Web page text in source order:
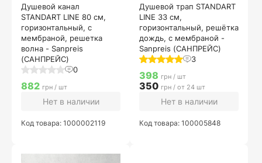
Душевой канал
STANDART LINE 80 см,
горизонтальный, с
мембраной, решетка
волна - Sanpreis
(САНПРЕЙС)
0
882 грн / шт
Нет в наличии
Код товара: 1000002119
Душевой трап STANDART
LINE 33 см,
горизонтальный, решётка
дождь, с мембраной -
Sanpreis (САНПРЕЙС)
3
398 грн / шт
350 грн / от 24 шт
Нет в наличии
Код товара: 100005848